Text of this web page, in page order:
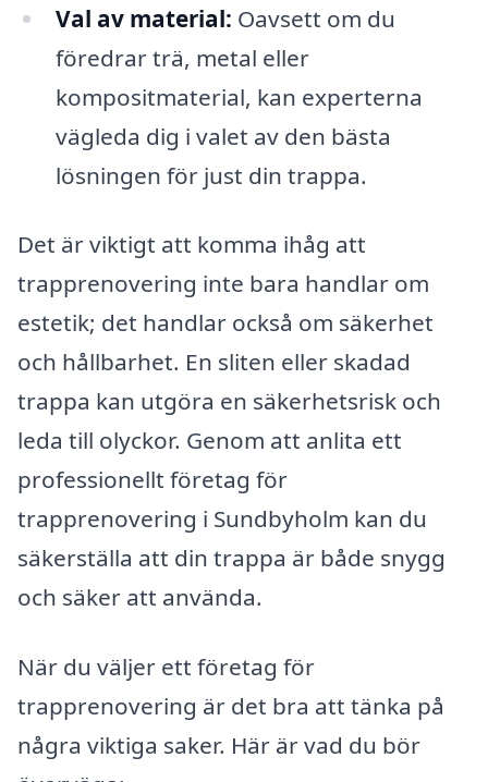
Val av material: Oavsett om du
föredrar trä, metal eller
kompositmaterial, kan experterna
vägleda dig i valet av den bästa
lösningen för just din trappa.
Det är viktigt att komma ihåg att
trapprenovering inte bara handlar om
estetik; det handlar också om säkerhet
och hållbarhet. En sliten eller skadad
trappa kan utgöra en säkerhetsrisk och
leda till olyckor. Genom att anlita ett
professionellt företag för
trapprenovering i Sundbyholm kan du
säkerställa att din trappa är både snygg
och säker att använda.
När du väljer ett företag för
trapprenovering är det bra att tänka på
några viktiga saker. Här är vad du bör